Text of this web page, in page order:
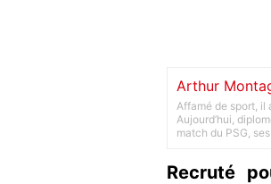
Arthur
Affamé de sport, il
Aujourd’hui,
match du PSG,
Recruté